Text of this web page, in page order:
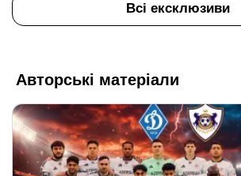
Всі ексклюзиви
Авторські матеріали